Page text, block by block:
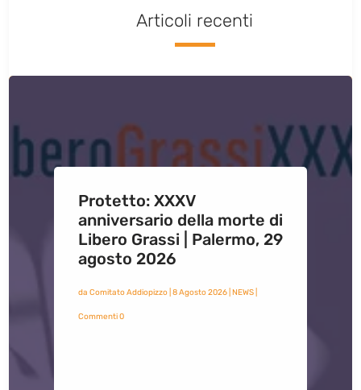
Articoli recenti
Protetto: XXXV
anniversario della morte di
Libero Grassi | Palermo, 29
agosto 2026
da Comitato Addiopizzo| 8 Agosto 2026| NEWS|
Commenti 0